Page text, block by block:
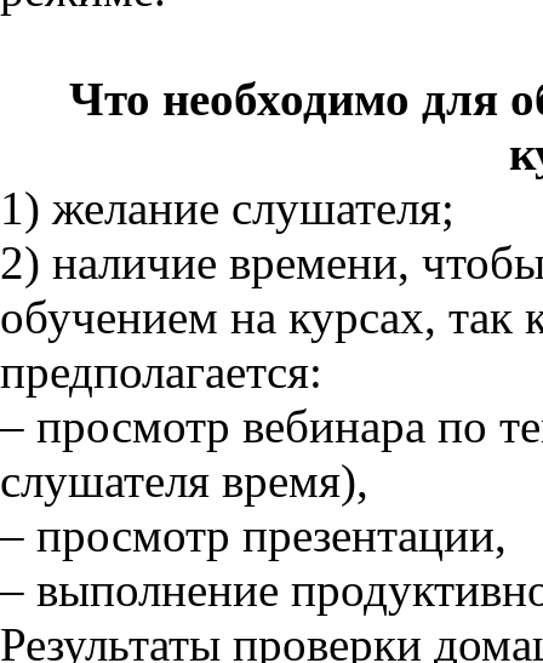
Что необходимо для
1) желание слушателя;
2) наличие времени,
обучением на курсах, так
предполагается:
– просмотр вебинара по
слушателя время),
– просмотр презентации,
– выполнение
Результаты проверки